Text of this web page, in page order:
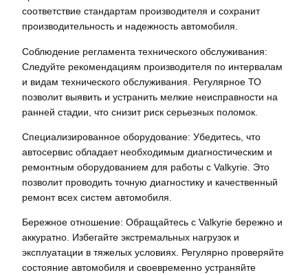
соответствие стандартам производителя и сохранит
производительность и надежность автомобиля.
Соблюдение регламента технического обслуживания:
Следуйте рекомендациям производителя по интервалам
и видам технического обслуживания. Регулярное ТО
позволит выявить и устранить мелкие неисправности на
ранней стадии, что снизит риск серьезных поломок.
Специализированное оборудование: Убедитесь, что
автосервис обладает необходимым диагностическим и
ремонтным оборудованием для работы с Valkyrie. Это
позволит проводить точную диагностику и качественный
ремонт всех систем автомобиля.
Бережное отношение: Обращайтесь с Valkyrie бережно и
аккуратно. Избегайте экстремальных нагрузок и
эксплуатации в тяжелых условиях. Регулярно проверяйте
состояние автомобиля и своевременно устраняйте